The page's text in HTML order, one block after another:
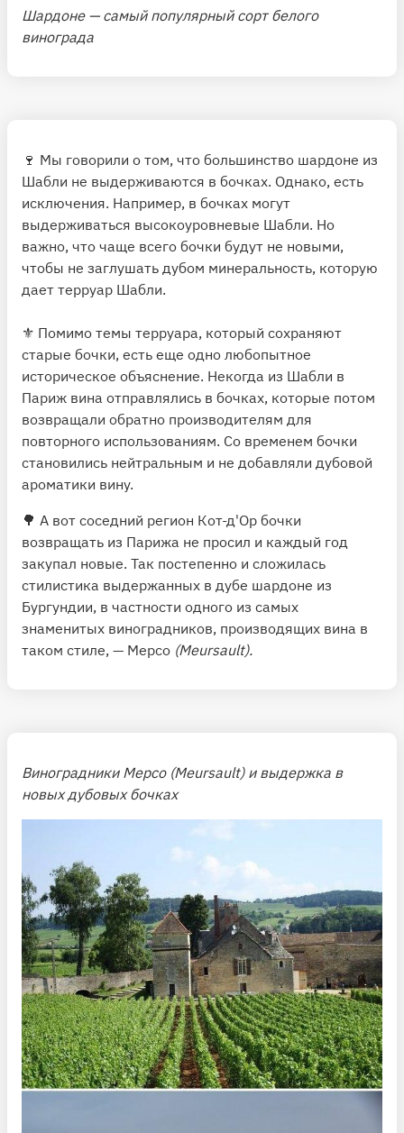
Шардоне — самый популярный сорт белого
винограда
🍷 Мы говорили о том, что большинство шардоне из
Шабли не выдерживаются в бочках. Однако, есть
исключения. Например, в бочках могут
выдерживаться высокоуровневые Шабли. Но
важно, что чаще всего бочки будут не новыми,
чтобы не заглушать дубом минеральность, которую
дает терруар Шабли.
⚜️ Помимо темы терруара, который сохраняют
старые бочки, есть еще одно любопытное
историческое объяснение. Некогда из Шабли в
Париж вина отправлялись в бочках, которые потом
возвращали обратно производителям для
повторного использованиям. Со временем бочки
становились нейтральным и не добавляли дубовой
ароматики вину.
🌳 А вот соседний регион Кот-д'Ор бочки
возвращать из Парижа не просил и каждый год
закупал новые. Так постепенно и сложилась
стилистика выдержанных в дубе шардоне из
Бургундии, в частности одного из самых
знаменитых виноградников, производящих вина в
таком стиле, — Мерсо (Meursault).
Виноградники Мерсо (Meursault) и выдержка в
новых дубовых бочках